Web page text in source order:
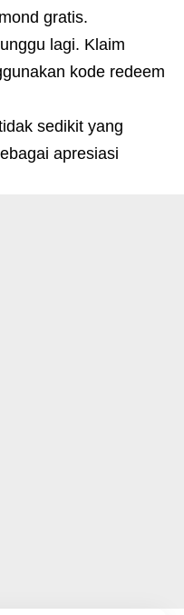
gratis.
lagi. Klaim
kode redeem
sedikit yang
apresiasi